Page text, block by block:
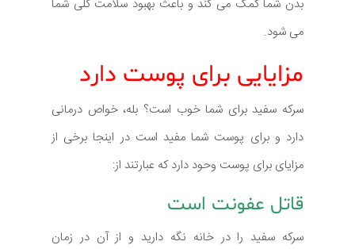
بدن شما کمک می کند و باعث بهبود سلامت کلی شما
می شود.
مزایایی برای پوست دارد
سرکه سفید برای شما خوب است؟ بله، خواص درمانی
دارد و برای پوست شما مفید است در اینجا برخی از
مزایای برای پوست وحود دارد که عبارتند از:
قاتل عفونت است
سرکه سفید را در خانه نگه دارید و از آن در زمان